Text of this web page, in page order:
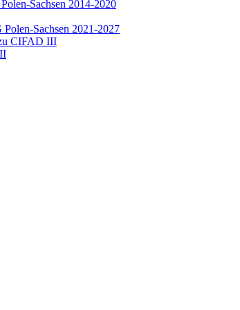
Sachsen 2014-2020
Sachsen 2021-2027
CIFAD III